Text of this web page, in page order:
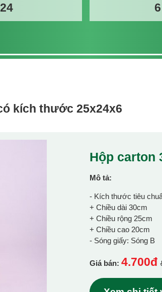
kích thước 25x24x6
Hộp carton
Mô tả:
- Kích thước tiêu
+ Chiều dài 30cm
+ Chiều rộng 25cm
+ Chiều cao 20cm
- Sóng giấy: Sóng B
Giá bán: 4.700đ